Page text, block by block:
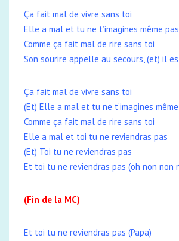
Ça fait mal de vivre sans toi
Elle a mal et tu ne t’imagines même pas
Comme ça fait mal de rire sans toi
Son sourire appelle au secours, (et) il
Ça fait mal de vivre sans toi
(Et) Elle a mal et tu ne t’imagines
Comme ça fait mal de rire sans toi
Elle a mal et toi tu ne reviendras pas
(Et) Toi tu ne reviendras pas
Et toi tu ne reviendras pas (oh non non
(Fin de la MC)
Et toi tu ne reviendras pas (Papa)